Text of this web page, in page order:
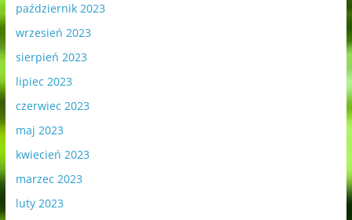
październik 2023
wrzesień 2023
sierpień 2023
lipiec 2023
czerwiec 2023
maj 2023
kwiecień 2023
marzec 2023
luty 2023